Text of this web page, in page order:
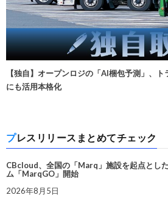
【独自】オープンロジの「AI梱包予測」、
にも活用本格化
プレスリリースまとめてチェック
CBcloud、全国の「Marq」施設を起点とし
ム「MarqGO」開始
2026年8月5日